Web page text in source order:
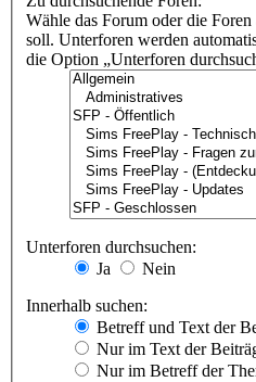
Wähle das Forum oder die
soll. Unterforen werden
die Option „Unterforen
Unterforen durchsuchen:
Ja
Nein
Innerhalb suchen:
Betreff und Text der
Nur im Text der
Nur im Betreff der